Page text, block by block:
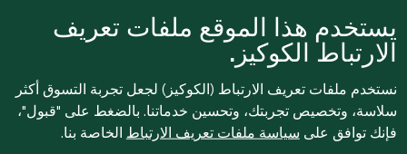
يستخدم هذا الموقع ملفات تعريف
الارتباط الكوكيز.
نستخدم ملفات تعريف الارتباط (الكوكيز) لجعل تجربة التسوق أكثر
سلاسة، وتخصيص تجربتك، وتحسين خدماتنا. بالضغط على "قبول"،
فإنك توافق على سياسة ملفات تعريف الارتباط الخاصة بنا.